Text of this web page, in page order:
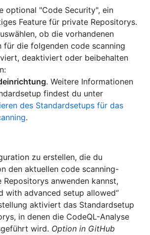
optional "Code Security", ein
Feature für private Repositorys.
ob die vorhandenen
für die folgenden code scanning
deaktiviert oder beibehalten
. Weitere Informationen
findest du unter
des Standardsetups für das
.
zu erstellen, die du
den aktuellen code scanning-
Repositorys anwenden kannst,
with advanced setup allowed“
aktiviert das Standardsetup
in denen die CodeQL-Analyse
wird. Option in GitHub